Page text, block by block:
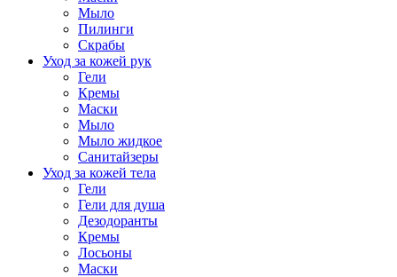
Мыло
Пилинги
Скрабы
Уход за кожей рук
Гели
Кремы
Маски
Мыло
Мыло жидкое
Санитайзеры
Уход за кожей тела
Гели
Гели для душа
Дезодоранты
Кремы
Лосьоны
Маски